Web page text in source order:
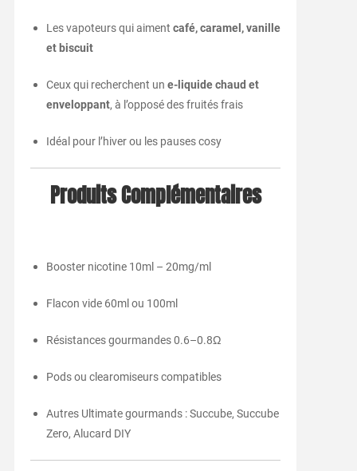
Les vapoteurs qui aiment café, caramel, vanille
et biscuit
Ceux qui recherchent un e-liquide chaud et
enveloppant, à l’opposé des fruités frais
Idéal pour l’hiver ou les pauses cosy
Produits Complémentaires
Booster nicotine 10ml – 20mg/ml
Flacon vide 60ml ou 100ml
Résistances gourmandes 0.6–0.8Ω
Pods ou clearomiseurs compatibles
Autres Ultimate gourmands : Succube, Succube
Zero, Alucard DIY